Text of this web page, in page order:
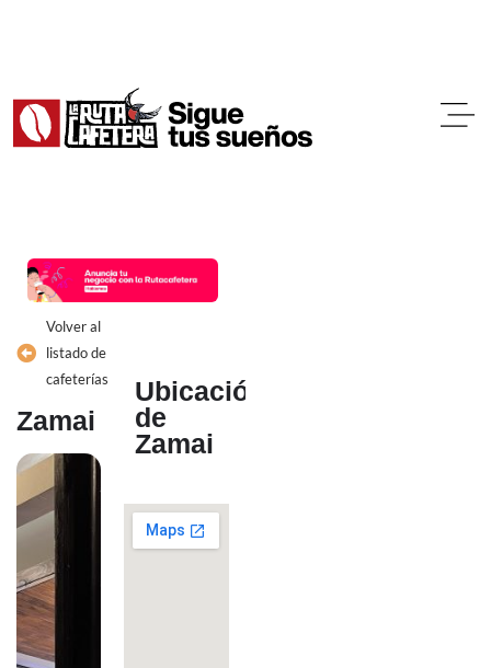
Volver al
listado de
cafeterías
Zamai
Ubicación
de
Zamai